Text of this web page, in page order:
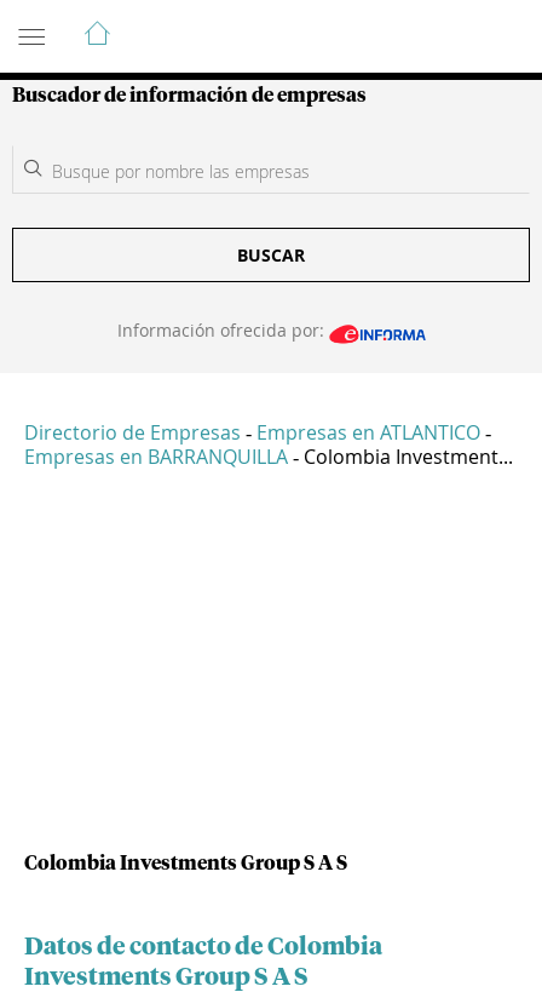
Guía de Empresas Colombianas
Buscador de información de empresas
BUSCAR
Información ofrecida por:
Directorio de Empresas - Empresas en ATLANTICO -
Empresas en BARRANQUILLA - Colombia Investment...
Colombia Investments Group S A S
Datos de contacto de Colombia
Investments Group S A S